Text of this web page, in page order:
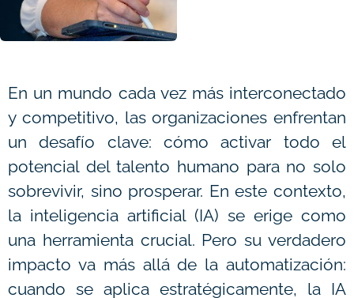
En un mundo cada vez más interconectado
y competitivo, las organizaciones enfrentan
un desafío clave: cómo activar todo el
potencial del talento humano para no solo
sobrevivir, sino prosperar. En este contexto,
la inteligencia artificial (IA) se erige como
una herramienta crucial. Pero su verdadero
impacto va más allá de la automatización:
cuando se aplica estratégicamente, la IA